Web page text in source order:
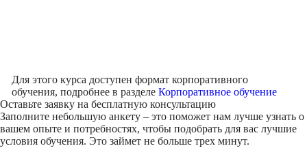
Для этого курса доступен формат корпоративного
обучения, подробнее в разделе Корпоративное обучение
Оставьте заявку на бесплатную консультацию
Заполните небольшую анкету – это поможет нам лучше узнать о
вашем опыте и потребностях, чтобы подобрать для вас лучшие
условия обучения. Это займет не больше трех минут.